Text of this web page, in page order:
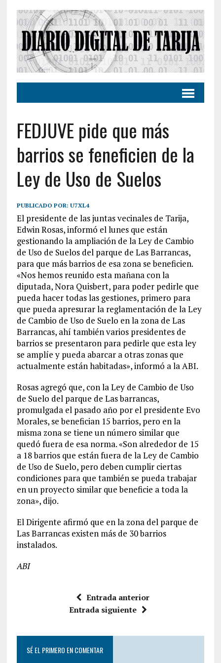
FEDJUVE pide que más
barrios se feneficien de la
Ley de Uso de Suelos
PUBLICADO POR: U7XL4
El presidente de las juntas vecinales de Tarija,
Edwin Rosas, informó el lunes que están
gestionando la ampliación de la Ley de Cambio
de Uso de Suelos del parque de Las Barrancas,
para que más barrios de esa zona se beneficien.
«Nos hemos reunido esta mañana con la
diputada, Nora Quisbert, para poder pedirle que
pueda hacer todas las gestiones, primero para
que pueda apresurar la reglamentación de la Ley
de Cambio de Uso de Suelo en la zona de Las
Barrancas, ahí también varios presidentes de
barrios se presentaron para pedirle que esta ley
se amplíe y pueda abarcar a otras zonas que
actualmente están habitadas», informó a la ABI.
Rosas agregó que, con la Ley de Cambio de Uso
de Suelo del parque de Las barrancas,
promulgada el pasado año por el presidente Evo
Morales, se benefician 15 barrios, pero en la
misma zona se tiene un número similar que
quedó fuera de esa norma. «Son alrededor de 15
a 18 barrios que están fuera de la Ley de Cambio
de Uso de Suelo, pero deben cumplir ciertas
condiciones para que también se pueda trabajar
en un proyecto similar que beneficie a toda la
zona», dijo.
El Dirigente afirmó que en la zona del parque de
Las Barrancas existen más de 30 barrios
instalados.
ABI
Entrada anterior
Entrada siguiente
SÉ EL PRIMERO EN COMENTAR